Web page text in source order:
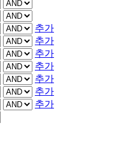
추가
추가
추가
추가
추가
추가
추가